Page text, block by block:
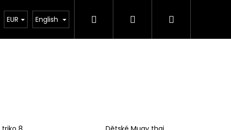
Kimona Kontakty Brands
EUR English Search Login Shopping